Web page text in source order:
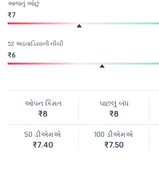
આજનું ઓછું
₹7
52 અઠવાડિયાની નીચી
₹6
ઓપન કિંમત
₹8
પાછલું બંધ
₹8
50 ડીએમએ
₹7.40
100 ડીએમએ
₹7.50